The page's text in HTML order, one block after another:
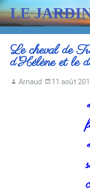
LE
Skip to content
Le cheval de
d’Hélène et le
Arnaud 11 août